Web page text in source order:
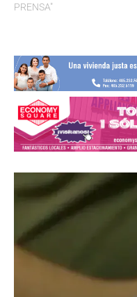
presenten una solicitud
“campo de entrenamiento”
de educación especial este
otoño. Esta ruta no
tradicional hacia la…
PRENSA"